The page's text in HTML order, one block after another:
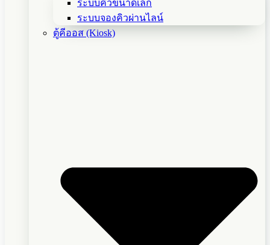
ระบบคิวขนาดเล็ก
ระบบจองคิวผ่านไลน์
ตู้คีออส (Kiosk)